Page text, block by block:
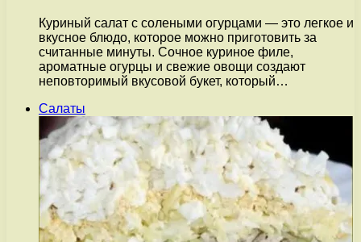
Куриный салат с солеными огурцами — это легкое и
вкусное блюдо, которое можно приготовить за
считанные минуты. Сочное куриное филе,
ароматные огурцы и свежие овощи создают
неповторимый вкусовой букет, который…
Салаты